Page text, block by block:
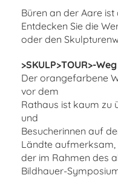
Büren an der Aare ist
Entdecken Sie die
oder den
>SKULP>TOUR>-Weg
Der orangefarbene
vor dem
Rathaus ist kaum zu
und
Besucherinnen auf
Ländte aufmerksam,
der im Rahmen des
Bildhauer-